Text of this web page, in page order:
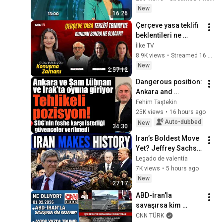
16:26
New
2:57:12
Çerçeve yasa teklifi
beklentileri ne
ölçüde
karşılayacak?
#KonuşmaZamanı
İlke TV
8.9K views •
New
34:30
Dangerous position:
Ankara and
Damascus are
partnering in the
U.S. plan for
No ...
Fehim Taştekin
25K views • 16 hours ago
New
Auto-dubbed
27:17
Iran’s Boldest Move
Yet? Jeffrey Sachs
Explains What It
Means
Legado de valentía
7K views • 5 hours ago
New
ABD-İran'la
savaşırsa kim
kazanır? AXIOS
CNN TÜRK